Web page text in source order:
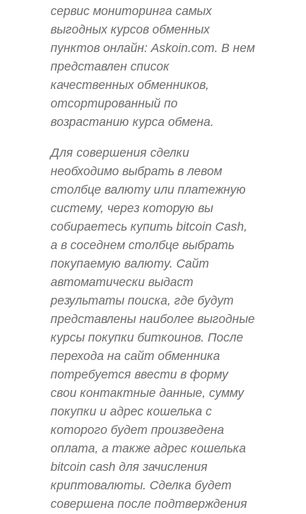
сервис мониторинга самых
выгодных курсов обменных
пунктов онлайн: Askoin.com. В нем
представлен список
качественных обменников,
отсортированный по
возрастанию курса обмена.
Для совершения сделки
необходимо выбрать в левом
столбце валюту или платежную
систему, через которую вы
собираетесь купить bitcoin Cash,
а в соседнем столбце выбрать
покупаемую валюту. Сайт
автоматически выдаст
результаты поиска, где будут
представлены наиболее выгодные
курсы покупки биткоинов. После
перехода на сайт обменника
потребуется ввести в форму
свои контактные данные, сумму
покупки и адрес кошелька с
которого будет произведена
оплата, а также адрес кошелька
bitcoin cash для зачисления
криптовалюты. Сделка будет
совершена после подтверждения